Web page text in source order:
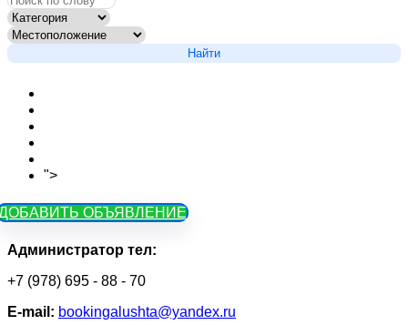
Найти
">
ОБЪЯВЛЕНИЕ
Администратор тел:
+7 (978) 695 - 88 - 70
Е-mail: bookingalushta@yandex.ru